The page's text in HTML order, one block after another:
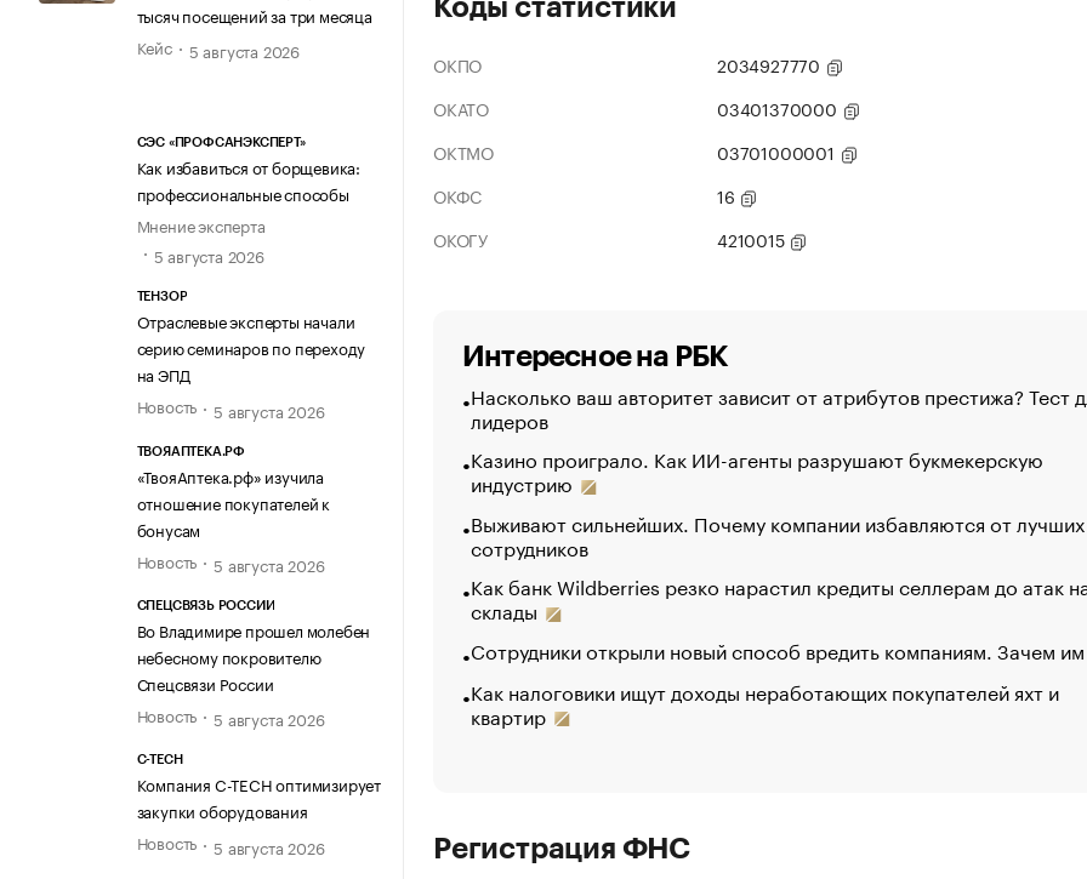
тысяч посещений за три месяца
Кейс
5 августа 2026
СЭС «ПРОФСАНЭКСПЕРТ»
Как избавиться от борщевика:
профессиональные способы
Мнение эксперта
5 августа 2026
ТЕНЗОР
Отраслевые эксперты начали
серию семинаров по переходу
на ЭПД
Новость
5 августа 2026
ТВОЯАПТЕКА.РФ
«ТвояАптека.рф» изучила
отношение покупателей к
бонусам
Новость
5 августа 2026
СПЕЦСВЯЗЬ РОССИИ
Во Владимире прошел молебен
небесному покровителю
Спецсвязи России
Новость
5 августа 2026
C-TECH
Компания C-TECH оптимизирует
закупки оборудования
Новость
5 августа 2026
Коды статистики
ОКПО
2034927770
ОКАТО
03401370000
ОКТМО
03701000001
ОКФС
16
ОКОГУ
4210015
Интересное на РБК
Насколько ваш авторитет зависит от атрибутов престижа? Тест
лидеров
Казино проиграло. Как ИИ-агенты разрушают букмекерскую
индустрию
Выживают сильнейших. Почему компании избавляются от лучших
сотрудников
Как банк Wildberries резко нарастил кредиты селлерам до атак
склады
Сотрудники открыли новый способ вредить компаниям. Зачем
Как налоговики ищут доходы неработающих покупателей яхт и
квартир
Регистрация ФНС